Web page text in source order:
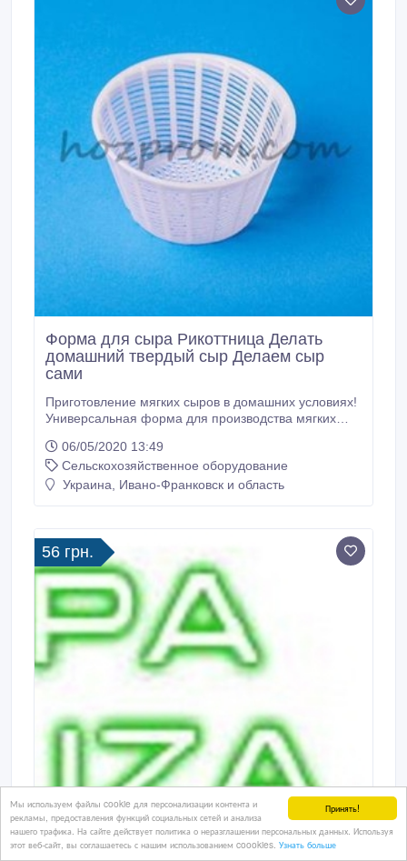
Принять!
Мы используем файлы cookie для персонализации контента и
рекламы, предоставления функций социальных сетей и анализа
нашего трафика. На сайте действует политика о неразглашении персональных данных. Используя
этот веб-сайт, вы соглашаетесь с нашим использованием coookies. Узнать больше
Форма для сыра Рикоттница Делать
домашний твердый сыр Делаем сыр
сами
Приготовление мягких сыров в домашних условиях!
Универсальная форма для производства мягких
Конусная форма идеально подходит для
приготовления традиционного сыра "Рикотто".
Эффективна для качественного оттока сыворотки и
06/05/2020 13:49
Сельскохозяйственное оборудование
Украина, Ивано-Франковск и область
56 грн.